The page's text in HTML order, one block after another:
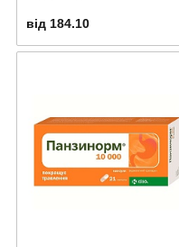
від 184.10